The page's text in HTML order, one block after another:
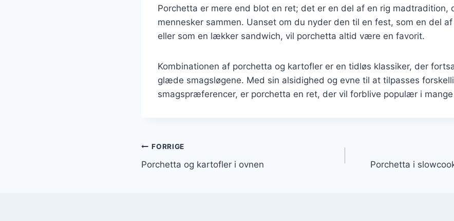
Porchetta er mere end blot en ret; det er en del af en rig madtradition,
mennesker sammen. Uanset om du nyder den til en fest, som en del
eller som en lækker sandwich, vil porchetta altid være en favorit.
Kombinationen af porchetta og kartofler er en tidløs klassiker, der
glæde smagsløgene. Med sin alsidighed og evne til at tilpasses
smagspræferencer, er porchetta en ret, der vil forblive populær i
Indlægsnavigation
FORRIGE
Porchetta og kartofler i ovnen Porchetta i